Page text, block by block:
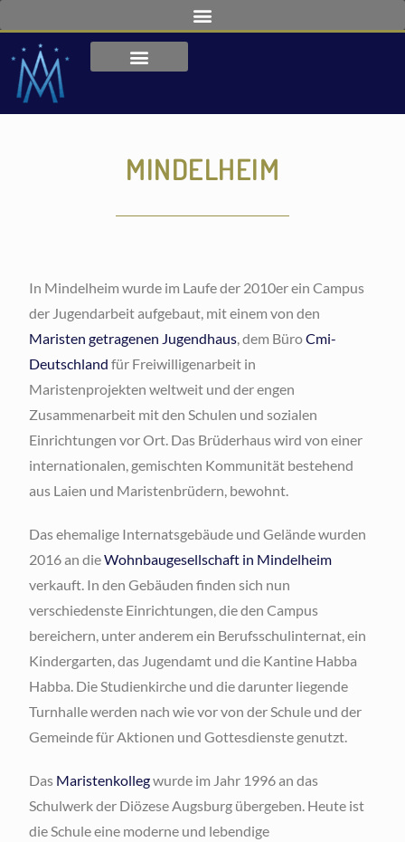
MINDELHEIM
In Mindelheim wurde im Laufe der 2010er ein Campus
der Jugendarbeit aufgebaut, mit einem von den
Maristen getragenen Jugendhaus , dem BüroCmi-
Deutschland für Freiwilligenarbeit in
Maristenprojekten weltweit und der engen
Zusammenarbeit mit den Schulen und sozialen
Einrichtungen vor Ort. Das Brüderhaus wird von einer
internationalen, gemischten Kommunität bestehend
aus Laien und Maristenbrüdern, bewohnt.
Das ehemalige Internatsgebäude und Gelände wurden
2016 an dieWohnbaugesellschaft in Mindelheim
verkauft. In den Gebäuden finden sich nun
verschiedenste Einrichtungen, die den Campus
bereichern, unter anderem ein Berufsschulinternat, ein
Kindergarten, das Jugendamt und die Kantine Habba
Habba. Die Studienkirche und die darunter liegende
Turnhalle werden nach wie vor von der Schule und der
Gemeinde für Aktionen und Gottesdienste genutzt.
Das Maristenkollegwurde im Jahr 1996 an das
Schulwerk der Diözese Augsburg übergeben. Heute ist
die Schule eine moderne und lebendige